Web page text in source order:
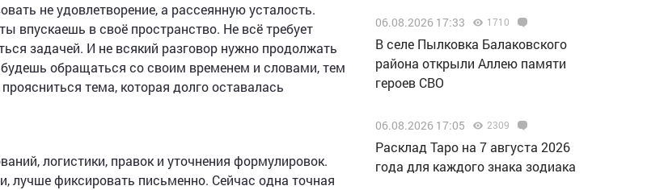
не удовлетворение, а рассеянную усталость.
впускаешь в своё пространство. Не всё требует
задачей. И не всякий разговор нужно продолжать
обращаться со своим временем и словами, тем
тема, которая долго оставалась
логистики, правок и уточнения формулировок.
лучше фиксировать письменно. Сейчас одна точная
06.08.2026 17:33 1710
В селе Пылковка Балаковского
района открыли Аллею памяти
героев СВО
06.08.2026 17:05 2309
Расклад Таро на 7 августа 2026
года для каждого знака зодиака